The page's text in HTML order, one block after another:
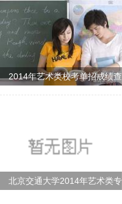
2014年艺术类校考单招成绩查
北京交通大学2014年艺术类专